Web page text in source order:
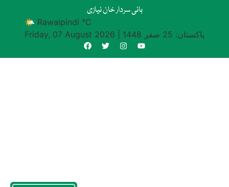
بانی سردار خان نیازی
🌤 Rawalpindi °C
Friday, 07 August 2026
پاکستان: 25 صفر 1448